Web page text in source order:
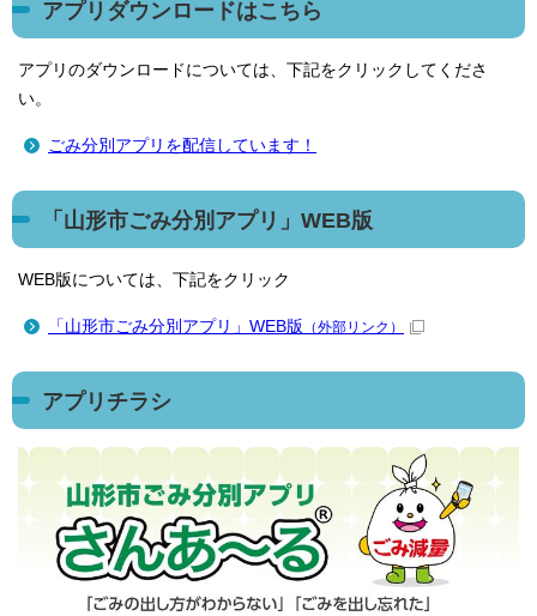
アプリダウンロードはこちら
アプリのダウンロードについては、下記をクリックしてくださ
い。
ごみ分別アプリを配信しています！
「山形市ごみ分別アプリ」WEB版
WEB版については、下記をクリック
「山形市ごみ分別アプリ」WEB版 （外部リンク）
アプリチラシ